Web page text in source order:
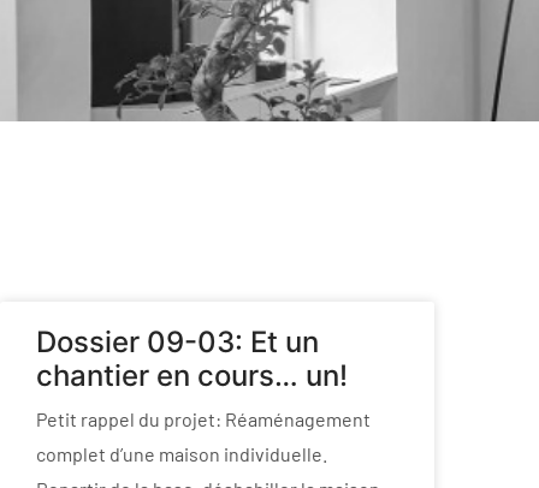
Dossier 09-03: Et un
chantier en cours… un!
Petit rappel du projet: Réaménagement
complet d’une maison individuelle.